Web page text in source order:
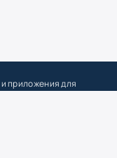
и приложения для